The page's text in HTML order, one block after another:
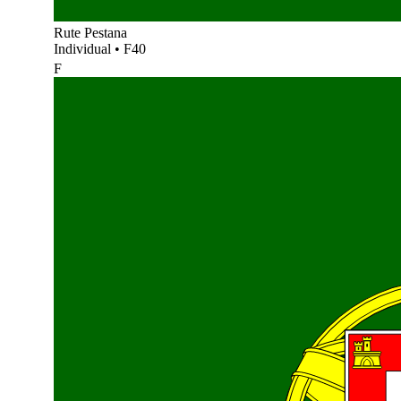
Rute Pestana
Individual • F40
F